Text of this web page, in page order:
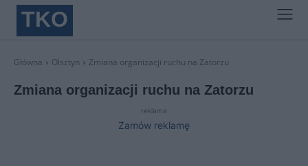
TKO
Główna Olsztyn Zmiana organizacji ruchu na Zatorzu
Zmiana organizacji ruchu na Zatorzu
reklama
Zamów reklamę